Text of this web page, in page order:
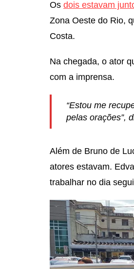
Os dois estavam
Zona Oeste do Rio,
Costa.
Na chegada, o ator
com a imprensa.
“Estou me
pelas orações”,
Além de Bruno de
atores estavam.
trabalhar no dia